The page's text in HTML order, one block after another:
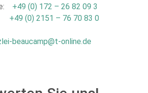
+49 (0) 172 – 26 82 09 3
+49 (0) 2151 – 76 70 83 0
beaucamp@t-online.de